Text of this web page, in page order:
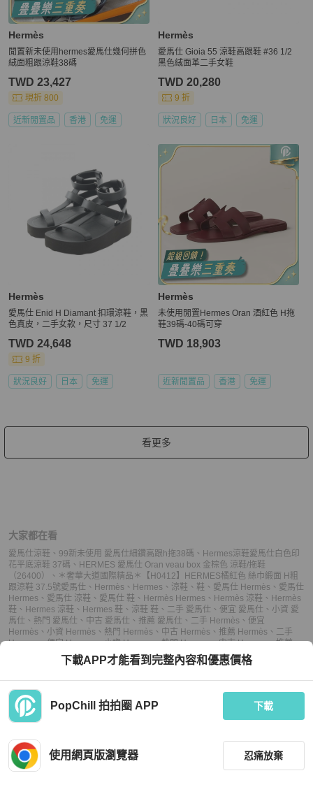
Hermès
閒置新未使用hermes愛馬仕幾何拼色
絨面粗跟涼鞋38碼
TWD 23,427
現折 800
近新閒置品 香港 免運
Hermès
愛馬仕 Gioia 55 涼鞋高跟鞋 #36 1/2
黑色絨面革二手女鞋
TWD 20,280
9 折
狀況良好 日本 免運
Hermès
愛馬仕 Enid H Diamant 扣環涼鞋，黑
色真皮，二手女款，尺寸 37 1/2
TWD 24,648
9 折
狀況良好 日本 免運
Hermès
未使用閒置Hermes Oran 酒紅色 H拖
鞋39碼-40碼可穿
TWD 18,903
近新閒置品 香港 免運
看更多
大家都在看
愛馬仕涼鞋 、 99新未使用 愛馬仕細鑽高跟h拖38碼 、 Hermes涼鞋愛馬仕白色印
花平底涼鞋 37碼 、 HERMES 愛馬仕 Oran veau box 金棕色 涼鞋/拖鞋
（26400）
、 ＊奢華大道國際精品＊【H0412】HERMES橘紅色 絲巾緞面 H粗
跟涼鞋 37.5號愛馬仕 、 Hermès 、 Hermes 、 涼鞋 、 鞋 、 愛馬仕 Hermès 、 愛馬仕
Hermes 、 愛馬仕 涼鞋 、 愛馬仕 鞋 、 Hermès Hermes 、 Hermès 涼鞋 、 Hermès
鞋 、 Hermes 涼鞋 、 Hermes 鞋 、 涼鞋 鞋 、 二手 愛馬仕 、 便宜 愛馬仕 、 小資 愛
馬仕 、 熱門 愛馬仕 、 中古 愛馬仕 、 推薦 愛馬仕 、 二手 Hermès 、 便宜
Hermès 、 小資 Hermès 、 熱門 Hermès 、 中古 Hermès 、 推薦 Hermès 、 二手
Hermes、便宜 Hermes、小資 Hermes、熱門 Hermes、中古 Hermes、推薦
二手 涼鞋、 便宜 涼鞋、小資 涼鞋、熱門 涼鞋、中古 涼鞋
便宜 鞋、 小資 鞋、熱門 鞋、中古 鞋、推薦 鞋
下載APP才能看到完整內容和優惠價格
PopChill 拍拍圈 APP 下載
使用網頁版瀏覽器 忍痛放棄